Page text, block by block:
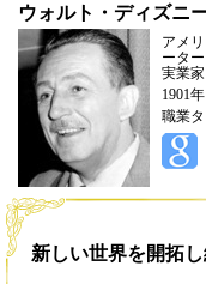
ウォルト・ディズニ
アメ
ータ
実業
1901
職業タ
新しい世界を開拓